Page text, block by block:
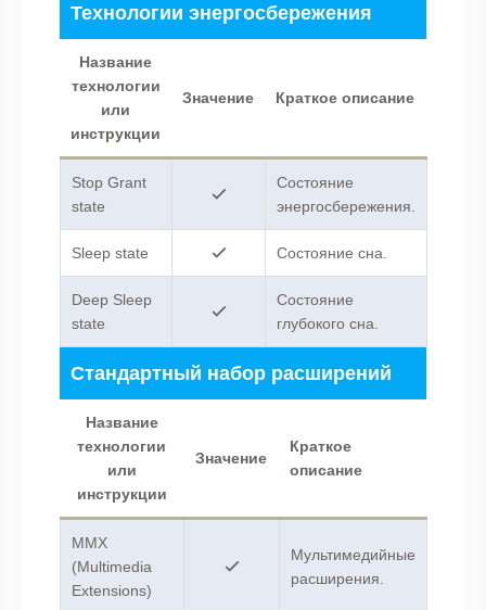
Технологии энергосбережения
Название
технологии
или
инструкции
Значение Краткое описание
Stop Grant
state
Состояние
энергосбережения.
Sleep state Состояние сна.
Deep Sleep
state
Cостояние
глубокого сна.
Стандартный набор расширений
Название
технологии
или
инструкции
Значение
Краткое
описание
MMX
(Multimedia
Extensions)
Мультимедийные
расширения.